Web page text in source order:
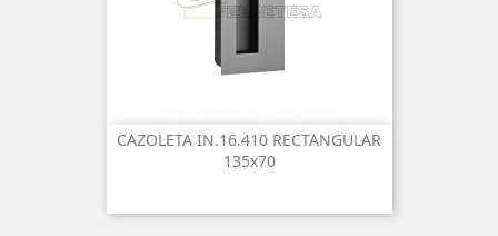
CAZOLETA IN.16.410 RECTANGULAR
135x70